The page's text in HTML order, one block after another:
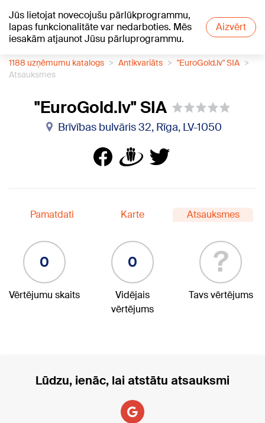
Jūs lietojat novecojušu pārlūkprogrammu,
lapas funkcionalitāte var nedarboties. Mēs
iesakām atjaunot Jūsu pārluprogrammu.
Aizvērt
+20°C
1188 uzņēmumu katalogs Antikvariāts
"EuroGold.lv" SIA
Atsauksmes
"EuroGold.lv" SIA
Brīvības bulvāris 32, Rīga, LV-1050
Pamatdati Karte Atsauksmes
0
Vērtējumu skaits
0
Vidējais
vērtējums
?
Tavs vērtējums
Lūdzu, ienāc, lai atstātu atsauksmi